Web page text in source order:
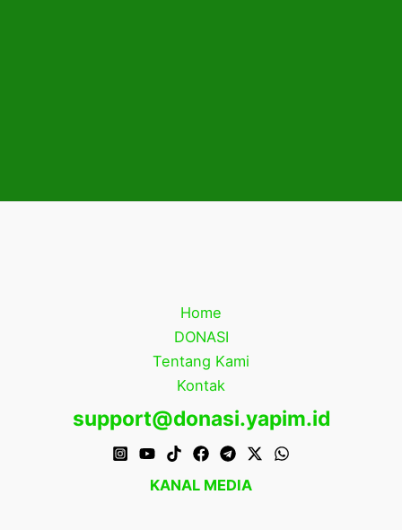
Home
DONASI
Tentang Kami
Kontak
support@donasi.yapim.id
KANAL MEDIA